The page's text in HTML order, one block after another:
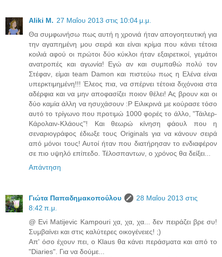
Aliki M. 27 Μαΐου 2013 στις 10:04 μ.μ.
Θα συμφωνήσω πως αυτή η χρονιά ήταν απογοητευτική για
την αγαπημένη μου σειρά και είναι κρίμα που κάνει τέτοια
κοιλιά αφού οι πρώτοι δύο κύκλοι ήταν εξαιρετικοί, γεμάτοι
ανατροπές και αγωνία! Εγώ αν και συμπαθώ πολύ τον
Στέφαν, είμαι team Damon και πιστεύω πως η Ελένα είναι
υπερκτιμημένη!!! Έλεος πια, να σπέρνει τέτοια διχόνοια στα
αδέρφια και να μην αποφασίζει ποιον θέλει! Ας βρουν και οι
δύο καμία άλλη να ησυχάσουν :P Ειλικρινά με κούρασε τόσο
αυτό το τρίγωνο που προτιμώ 1000 φορές το άλλο, "Τάιλερ-
Κάρολαιν-Κλάους"! Και θεωρώ κίνηση φάουλ που η
σεναριογράφος έδιωξε τους Originals για να κάνουν σειρά
από μόνοι τους! Αυτοί ήταν που διατήρησαν το ενδιαφέρον
σε πιο υψηλό επίπεδο. Τέλοσπαντων, ο χρόνος θα δείξει...
Απάντηση
Γιώτα Παπαδημακοπούλου
28 Μαΐου 2013 στις
8:42 π.μ.
@ Evi Matijevic Kampouri χα, χα, χα... δεν πειράζει βρε συ!
Συμβαίνει και στις καλύτερες οικογένειες! ;)
Απ' όσο έχουν πει, ο Klaus θα κάνει περάσματα και από το
"Diaries". Για να δούμε...